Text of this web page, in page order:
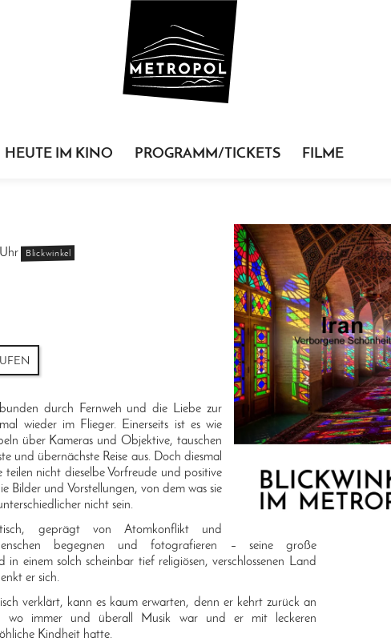
HEUTE IM KINO PROGRAMM/TICKETS FILME
Uhr Blickwinkel
durch Fernweh und die Liebe zur
wieder im Flieger. Einerseits ist es wie
über Kameras und Objektive, tauschen
und übernächste Reise aus. Doch diesmal
teilen nicht dieselbe Vorfreude und positive
Bilder und Vorstellungen, von dem was sie
nicht sein.
geprägt von Atomkonflikt und
begegnen und fotografieren – seine große
in einem solch scheinbar tief religiösen, verschlossenen Land
er sich.
verklärt, kann es kaum erwarten, denn er kehrt zurück an
wo immer und überall Musik war und er mit leckeren
Kindheit hatte.